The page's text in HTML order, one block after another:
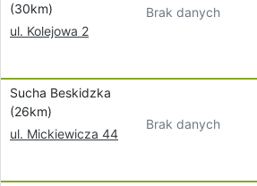
(30km)
ul. Kolejowa 2
Brak danych
Sucha Beskidzka
(26km)
ul. Mickiewicza 44
Brak danych